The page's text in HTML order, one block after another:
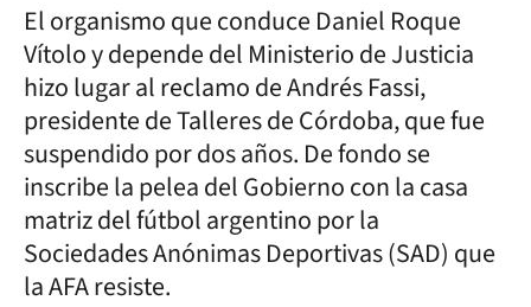
El organismo que conduce Daniel Roque
Vítolo y depende del Ministerio de Justicia
hizo lugar al reclamo de Andrés Fassi,
presidente de Talleres de Córdoba, que fue
suspendido por dos años. De fondo se
inscribe la pelea del Gobierno con la casa
matriz del fútbol argentino por la
Sociedades Anónimas Deportivas (SAD) que
la AFA resiste.